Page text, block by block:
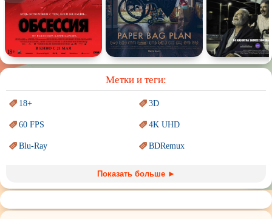
Спектакль Сказка Немое кино Для взрослых
Метки и теги:
18+ 3D
60 FPS 4K UHD
Blu-Ray BDRemux
Sci-Fi (Научнаяфантастика) Trash (трэш) movies
Авангард иСюрреализм Ангелы и Демоны
Показать больше ►